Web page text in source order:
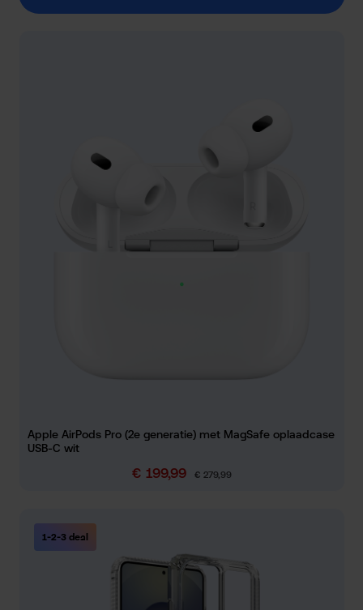
Apple AirPods Pro (2e generatie) met MagSafe oplaadcase
USB-C wit
Verkoopprijs:
€ 199,99 Normale prijs:
€ 279,99
1-2-3 deal